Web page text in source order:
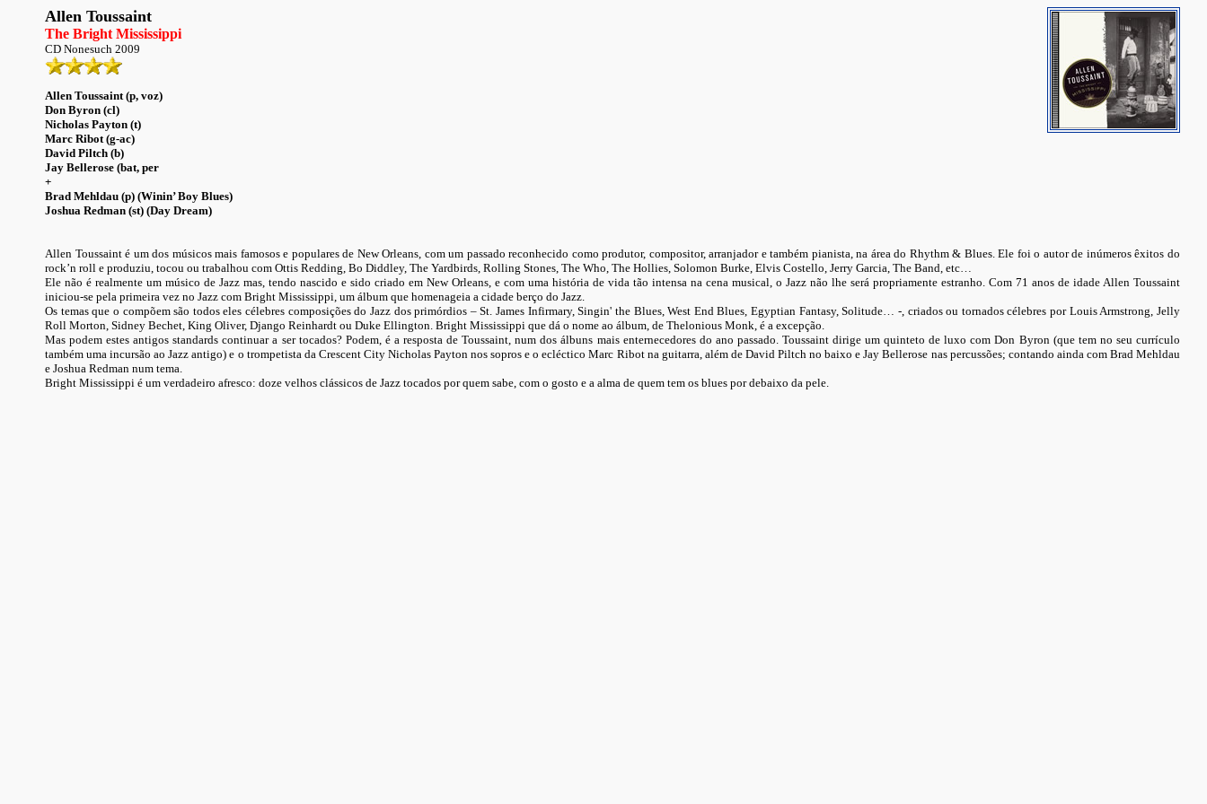
Allen Toussaint
The Bright Mississippi
CD Nonesuch 2009
Allen Toussaint (p, voz)
Don Byron (cl)
Nicholas Payton (t)
Marc Ribot (g-ac)
David Piltch (b)
Jay Bellerose (bat, per
+
Brad Mehldau (p) (Winin’ Boy Blues)
Joshua Redman (st) (Day Dream)
Allen Toussaint é um dos músicos mais famosos e populares de New Orleans, com um passado reconhecido como produtor, compositor, arranjador e também pianista, na área do Rhythm & Blues. Ele foi o autor de inúmeros êxitos do
rock’n roll e produziu, tocou ou trabalhou com Ottis Redding, Bo Diddley, The Yardbirds, Rolling Stones, The Who, The Hollies, Solomon Burke, Elvis Costello, Jerry Garcia, The Band, etc…
Ele não é realmente um músico de Jazz mas, tendo nascido e sido criado em New Orleans, e com uma história de vida tão intensa na cena musical, o Jazz não lhe será propriamente estranho. Com 71 anos de idade Allen Toussaint
iniciou-se pela primeira vez no Jazz com Bright Mississippi, um álbum que homenageia a cidade berço do Jazz.
Os temas que o compõem são todos eles célebres composições do Jazz dos primórdios – St. James Infirmary, Singin' the Blues, West End Blues, Egyptian Fantasy, Solitude… -, criados ou tornados célebres por Louis Armstrong, Jelly
Roll Morton, Sidney Bechet, King Oliver, Django Reinhardt ou Duke Ellington. Bright Mississippi que dá o nome ao álbum, de Thelonious Monk, é a excepção.
Mas podem estes antigos standards continuar a ser tocados? Podem, é a resposta de Toussaint, num dos álbuns mais enternecedores do ano passado. Toussaint dirige um quinteto de luxo com Don Byron (que tem no seu currículo
também uma incursão ao Jazz antigo) e o trompetista da Crescent City Nicholas Payton nos sopros e o ecléctico Marc Ribot na guitarra, além de David Piltch no baixo e Jay Bellerose nas percussões; contando ainda com Brad Mehldau
e Joshua Redman num tema.
Bright Mississippi é um verdadeiro afresco: doze velhos clássicos de Jazz tocados por quem sabe, com o gosto e a alma de quem tem os blues por debaixo da pele.